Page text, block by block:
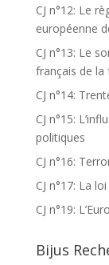
CJ n°12: Le
européenne
CJ n°13: Le
français de la
CJ n°14:
CJ n°15:
politiques
CJ n°16:
CJ n°17: La
CJ n°19:
Bijus